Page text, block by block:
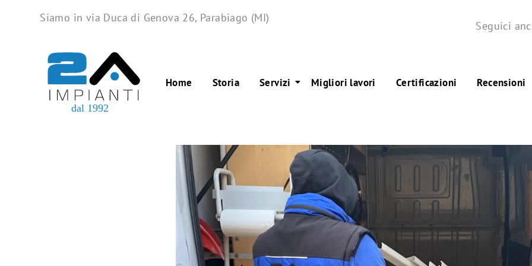
Siamo in via Duca di Genova 26, Parabiago (MI)
Seguici
Home Storia Servizi Migliori lavori Certificazioni Recensioni